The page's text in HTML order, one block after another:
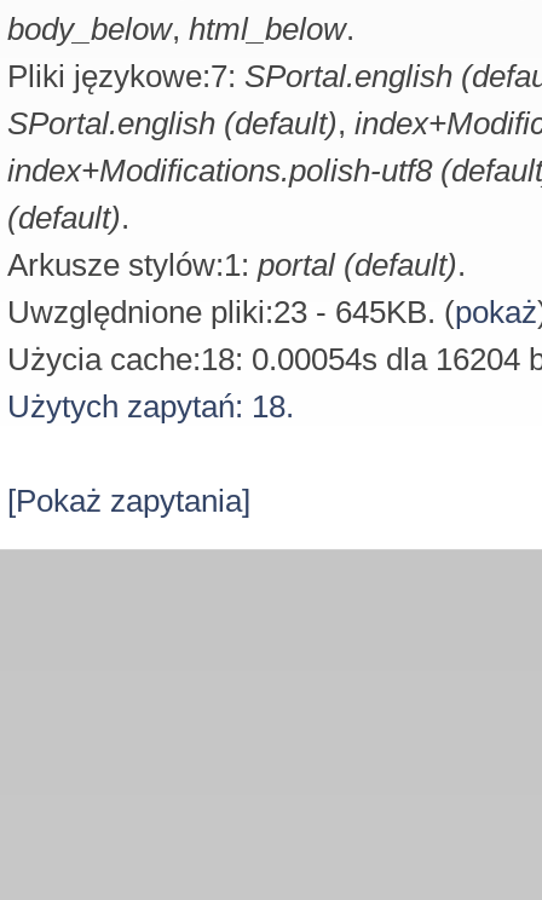
body_below, html_below.
Pliki językowe:7: SPortal.english
SPortal.english (default),
index+Modifications.polish-utf8
(default).
Arkusze stylów:1: portal (default).
Uwzględnione pliki:23 - 645KB. (pokaż
Użycia cache:18: 0.00054s dla 16204
Użytych zapytań: 18.
[Pokaż zapytania]